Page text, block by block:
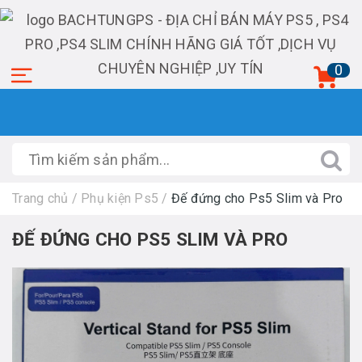
0
Trang chủ / Phụ kiện Ps5 / Đế đứng cho Ps5 Slim và Pro
ĐẾ ĐỨNG CHO PS5 SLIM VÀ PRO